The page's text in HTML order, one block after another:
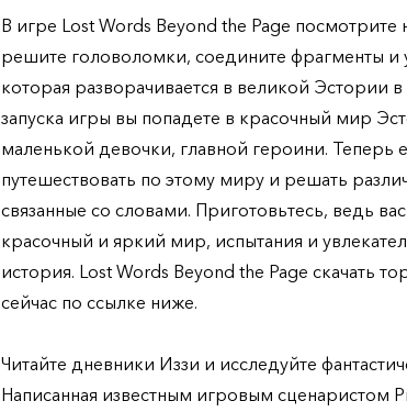
В игре Lost Words Beyond the Page посмотрите
решите головоломки, соедините фрагменты и
которая разворачивается в великой Эстории
запуска игры вы попадете в красочный мир
маленькой девочки, главной героини. Теперь
путешествовать по этому миру и решать
связанные со словами. Приготовьтесь, ведь
красочный и яркий мир, испытания и
история. Lost Words Beyond the Page скачать
сейчас по ссылке ниже.
Читайте дневники Иззи и исследуйте
Написанная известным игровым сценаристом